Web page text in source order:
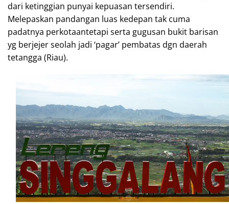
dari ketinggian punyai kepuasan tersendiri.
Melepaskan pandangan luas kedepan tak cuma
padatnya perkotaantetapi serta gugusan bukit barisan
yg berjejer seolah jadi ‘pagar’ pembatas dgn daerah
tetangga (Riau).